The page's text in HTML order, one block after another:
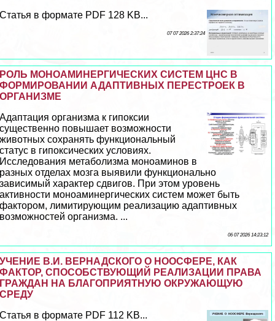
Статья в формате PDF 128 KB...
07 07 2026 2:37:24
РОЛЬ МОНОАМИНЕРГИЧЕСКИХ СИСТЕМ ЦНС В
ФОРМИРОВАНИИ АДАПТИВНЫХ ПЕРЕСТРОЕК В
ОРГАНИЗМЕ
Адаптация организма к гипоксии
существенно повышает возможности
животных сохранять функциональный
статус в гипоксических условиях.
Исследования метаболизма моноаминов в
разных отделах мозга выявили функционально
зависимый хаpaктер сдвигов. При этом уровень
активности моноаминергических систем может быть
фактором, лимитирующим реализацию адаптивных
возможностей организма. ...
06 07 2026 14:23:12
УЧЕНИЕ В.И. ВЕРНАДСКОГО О НООСФЕРЕ, КАК
ФАКТОР, СПОСОБСТВУЮЩИЙ РЕАЛИЗАЦИИ ПРАВА
ГРАЖДАН НА БЛАГОПРИЯТНУЮ ОКРУЖАЮЩУЮ
СРЕДУ
Статья в формате PDF 112 KB...